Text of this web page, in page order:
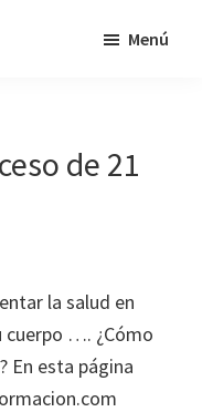
Menú
de 21
la salud en
cuerpo …. ¿Cómo
En esta página